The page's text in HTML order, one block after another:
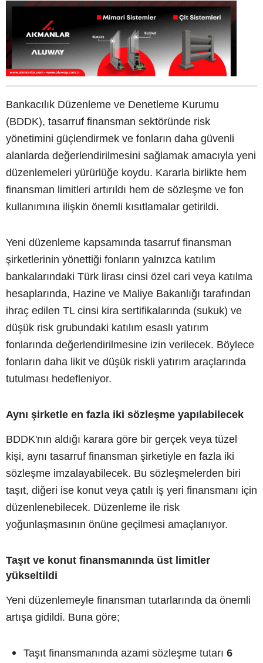
Bankacılık Düzenleme ve Denetleme Kurumu
(BDDK), tasarruf finansman sektöründe risk
yönetimini güçlendirmek ve fonların daha güvenli
alanlarda değerlendirilmesini sağlamak amacıyla yeni
düzenlemeleri yürürlüğe koydu. Kararla birlikte hem
finansman limitleri artırıldı hem de sözleşme ve fon
kullanımına ilişkin önemli kısıtlamalar getirildi.
Yeni düzenleme kapsamında tasarruf finansman
şirketlerinin yönettiği fonların yalnızca katılım
bankalarındaki Türk lirası cinsi özel cari veya katılma
hesaplarında, Hazine ve Maliye Bakanlığı tarafından
ihraç edilen TL cinsi kira sertifikalarında (sukuk) ve
düşük risk grubundaki katılım esaslı yatırım
fonlarında değerlendirilmesine izin verilecek. Böylece
fonların daha likit ve düşük riskli yatırım araçlarında
tutulması hedefleniyor.
Aynı şirketle en fazla iki sözleşme yapılabilecek
BDDK'nın aldığı karara göre bir gerçek veya tüzel
kişi, aynı tasarruf finansman şirketiyle en fazla iki
sözleşme imzalayabilecek. Bu sözleşmelerden biri
taşıt, diğeri ise konut veya çatılı iş yeri finansmanı için
düzenlenebilecek. Düzenleme ile risk
yoğunlaşmasının önüne geçilmesi amaçlanıyor.
Taşıt ve konut finansmanında üst limitler
yükseltildi
Yeni düzenlemeyle finansman tutarlarında da önemli
artışa gidildi. Buna göre;
Taşıt finansmanında azami sözleşme tutarı 6